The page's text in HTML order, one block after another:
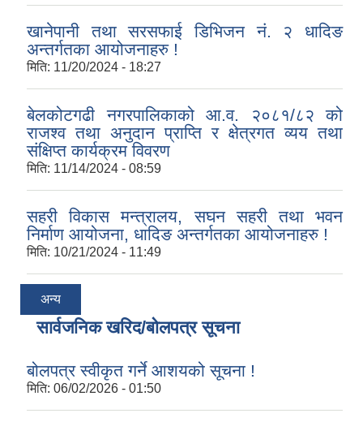
खानेपानी तथा सरसफाई डिभिजन नं. २ धादिङ
अन्तर्गतका आयोजनाहरु !
मिति: 11/20/2024 - 18:27
बेलकोटगढी नगरपालिकाको आ.व. २०८१/८२ को
राजश्व तथा अनुदान प्राप्ति र क्षेत्रगत व्यय तथा
संक्षिप्त कार्यक्रम विवरण
मिति: 11/14/2024 - 08:59
सहरी विकास मन्त्रालय, सघन सहरी तथा भवन
निर्माण आयोजना, धादिङ अन्तर्गतका आयोजनाहरु !
मिति: 10/21/2024 - 11:49
अन्य
सार्वजनिक खरिद/बोलपत्र सूचना
बोलपत्र स्वीकृत गर्ने आशयको सूचना !
मिति: 06/02/2026 - 01:50